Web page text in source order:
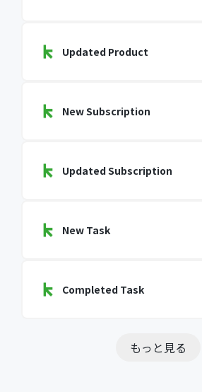
Updated Product
New Subscription
Updated Subscription
New Task
Completed Task
もっと見る